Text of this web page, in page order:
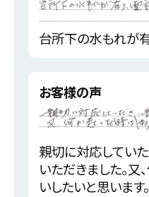
台所下の水もれが
お客様の声
親切に対応してい
いただきました。又
いしたいと思います。